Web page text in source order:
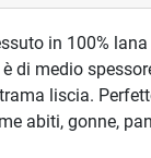
in 100%
di medio
liscia.
abiti, gonne,